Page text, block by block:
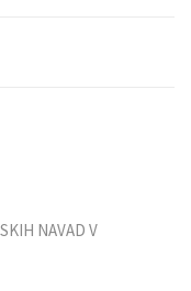
NAVAD V